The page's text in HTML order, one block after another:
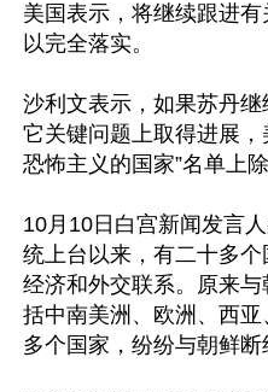
美国表示，将继续跟进
以完全落实。
沙利文表示，如果苏丹
它关键问题上取得进展
恐怖主义的国家”名单上除
10月10日白宫新闻发言
统上台以来，有二十多
经济和外交联系。原来与
括中南美洲、欧洲、西
多个国家，纷纷与朝鲜断